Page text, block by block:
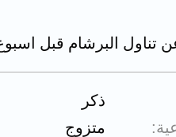
تناول البرشام قبل
ذكر
متزوج